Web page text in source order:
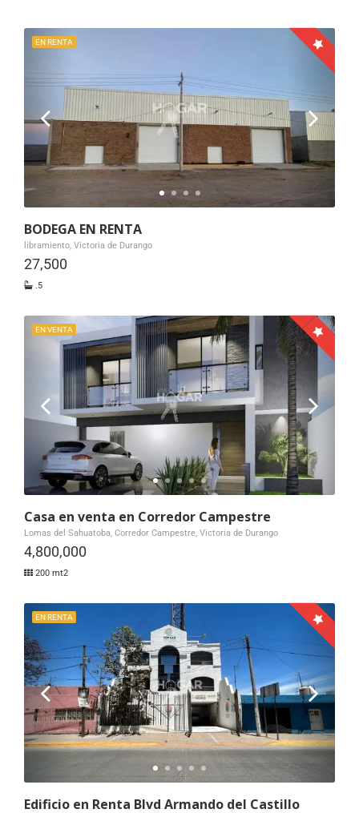
EN RENTA
BODEGA EN RENTA
libramiento, Victoria de Durango
27,500
.5
EN VENTA
Casa en venta en Corredor Campestre
Lomas del Sahuatoba, Corredor Campestre, Victoria de Durango
4,800,000
200 mt2
EN RENTA
Edificio en Renta Blvd Armando del Castillo